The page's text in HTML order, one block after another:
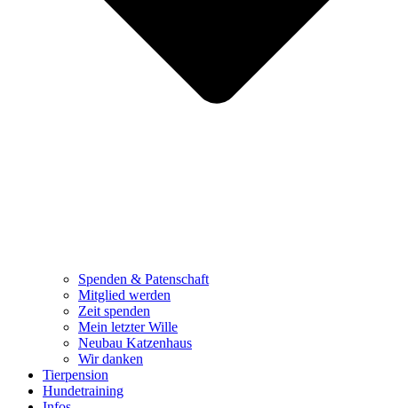
Spenden & Patenschaft
Mitglied werden
Zeit spenden
Mein letzter Wille
Neubau Katzenhaus
Wir danken
Tierpension
Hundetraining